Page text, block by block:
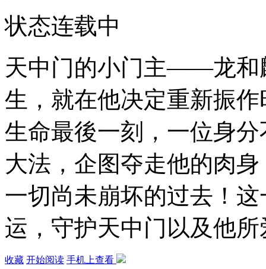
状态连载中
天中门的小门主——龙和
生，就在他决定重新振
生命最後一刻，一位身
大法，企图夺走他的肉
一切尚未崩坏的过去！
运，守护天中门以及他
收藏 开始阅读 手机上查看